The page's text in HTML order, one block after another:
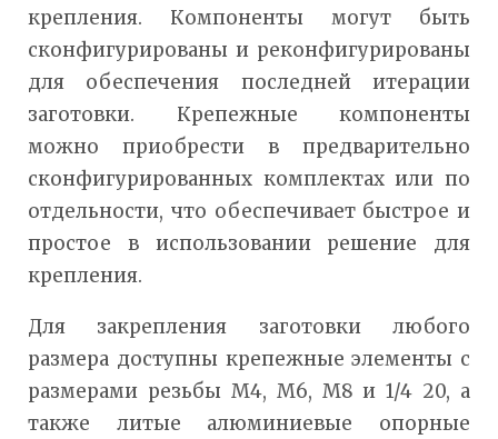
крепления. Компоненты могут быть
сконфигурированы и реконфигурированы
для обеспечения последней итерации
заготовки. Крепежные компоненты
можно приобрести в предварительно
сконфигурированных комплектах или по
отдельности, что обеспечивает быстрое и
простое в использовании решение для
крепления.
Для закрепления заготовки любого
размера доступны крепежные элементы с
размерами резьбы M4, M6, M8 и 1/4 20, а
также литые алюминиевые опорные